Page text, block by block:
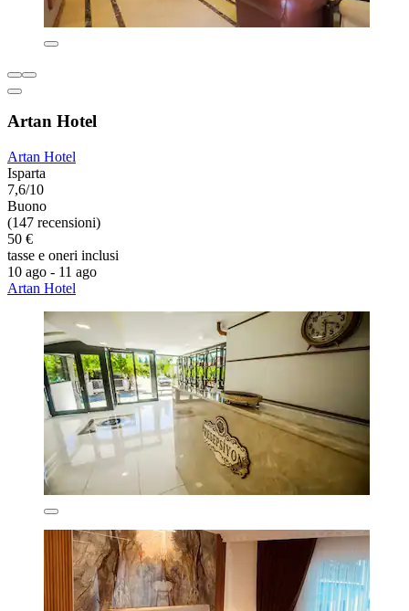
Artan Hotel
Artan Hotel
Isparta
7,6/10
Buono
(147 recensioni)
50 €
tasse e oneri inclusi
10 ago - 11 ago
Artan Hotel